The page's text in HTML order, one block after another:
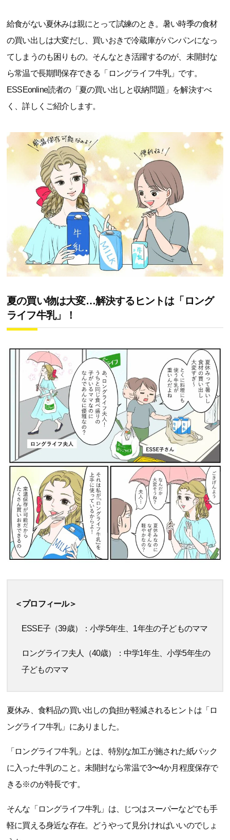
給食がない夏休みは親にとって試練のとき。暑い時季の食材
の買い出しは大変だし、買いおきで冷蔵庫がパンパンになっ
てしまうのも困りもの。そんなとき活躍するのが、未開封な
ら常温で長期間保存できる「ロングライフ牛乳」です。
ESSEonline読者の「夏の買い出しと収納問題」を解決すべ
く、詳しくご紹介します。
夏の買い物は大変…解決するヒントは「ロング
ライフ牛乳」！
＜プロフィール＞
ESSE子（39歳）：小学5年生、1年生の子どものママ
ロングライフ夫人（40歳）：中学1年生、小学5年生の
子どものママ
夏休み、食料品の買い出しの負担が軽減されるヒントは「ロ
ングライフ牛乳」にありました。
「ロングライフ牛乳」とは、特別な加工が施された紙パック
に入った牛乳のこと。未開封なら常温で3〜4か月程度保存で
きる※のが特長です。
そんな「ロングライフ牛乳」は、じつはスーパーなどでも手
軽に買える身近な存在。どうやって見分ければいいのでしょ